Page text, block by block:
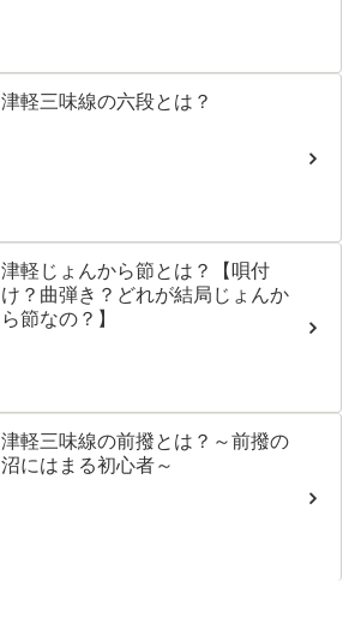
津軽三味線の六段とは？
津軽じょんから節とは？【唄付
け？曲弾き？どれが結局じょんか
ら節なの？】
津軽三味線の前撥とは？～前撥の
沼にはまる初心者～